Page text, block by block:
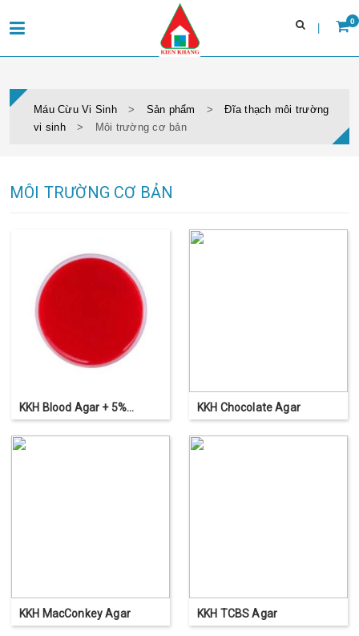
0
Giới thiệu
Máu cừu
Liên hệ
Máu Cừu Vi Sinh > Sản phẩm >
Đĩa thạch môi trường
vi sinh
> Môi trường cơ bản
MÔI TRƯỜNG CƠ BẢN
KKH Blood Agar + 5%
Sheep Blood
KKH Chocolate Agar
KKH MacConkey Agar KKH TCBS Agar